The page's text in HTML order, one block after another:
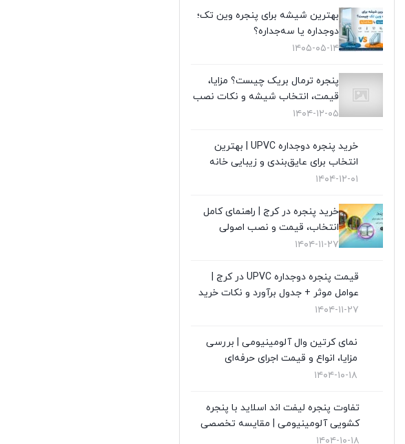
توری پلیسه (10)
توری پنجره (1)
در UPVC(9)
در آلمینیوم(10)
شیشه سکوریت(3)
قیمت پنجره دوجداره UPVC(10)
قیمت درب upvc (0)
نمای کرتین وال(4)
نمایندگی ویستابست
نمایندگی وین تک در تهران(13)
بهترین شیشه برای پنجره وین تک؛
دوجداره یا سه‌جداره؟
۱۴۰۵-۰۵-۱۴
پنجره ترمال بریک چیست؟ مزایا،
قیمت، انتخاب شیشه و نکات نصب
۱۴۰۴-۱۲-۰۵
خرید پنجره دوجداره UPVC | بهترین
انتخاب برای عایق‌بندی و زیبایی خانه
۱۴۰۴-۱۲-۰۱
خرید پنجره در کرج | راهنمای کامل
انتخاب، قیمت و نصب اصولی
۱۴۰۴-۱۱-۲۷
قیمت پنجره دوجداره UPVC در کرج |
عوامل موثر + جدول برآورد و نکات خرید
۱۴۰۴-۱۱-۲۷
نمای کرتین وال آلومینیومی | بررسی
مزایا، انواع و قیمت اجرای حرفه‌ای
۱۴۰۴-۱۰-۱۸
تفاوت پنجره لیفت اند اسلاید با پنجره
کشویی آلومینیومی | مقایسه تخصصی
۱۴۰۴-۱۰-۱۸